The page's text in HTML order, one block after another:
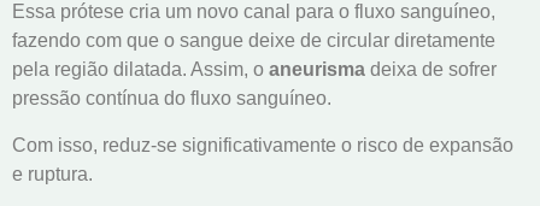
Essa prótese cria um novo canal para o fluxo sanguíneo,
fazendo com que o sangue deixe de circular diretamente
pela região dilatada. Assim, o aneurisma deixa de sofrer
pressão contínua do fluxo sanguíneo.
Com isso, reduz-se significativamente o risco de expansão
e ruptura.